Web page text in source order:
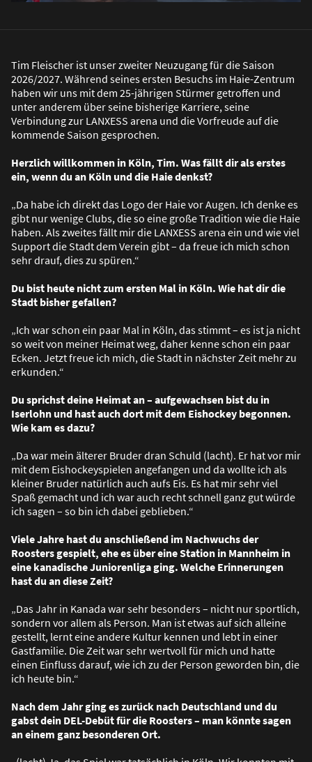
Tim Fleischer ist unser zweiter Neuzugang für die Saison
2026/2027. Während seines ersten Besuchs im Haie-Zentrum
haben wir uns mit dem 25-jährigen Stürmer getroffen und
unter anderem über seine bisherige Karriere, seine
Verbindung zur LANXESS arena und die Vorfreude auf die
kommende Saison gesprochen.
Herzlich willkommen in Köln, Tim. Was fällt dir als erstes
ein, wenn du an Köln und die Haie denkst?
„Da habe ich direkt das Logo der Haie vor Augen. Ich denke es
gibt nur wenige Clubs, die so eine große Tradition wie die Haie
haben. Als zweites fällt mir die LANXESS arena ein und wie viel
Support die Stadt dem Verein gibt – da freue ich mich schon
sehr drauf, dies zu spüren.“
Du bist heute nicht zum ersten Mal in Köln. Wie hat dir die
Stadt bisher gefallen?
„Ich war schon ein paar Mal in Köln, das stimmt – es ist ja nicht
so weit von meiner Heimat weg, daher kenne schon ein paar
Ecken. Jetzt freue ich mich, die Stadt in nächster Zeit mehr zu
erkunden.“
Du sprichst deine Heimat an – aufgewachsen bist du in
Iserlohn und hast auch dort mit dem Eishockey begonnen.
Wie kam es dazu?
„Da war mein älterer Bruder dran Schuld (lacht). Er hat vor mir
mit dem Eishockeyspielen angefangen und da wollte ich als
kleiner Bruder natürlich auch aufs Eis. Es hat mir sehr viel
Spaß gemacht und ich war auch recht schnell ganz gut würde
ich sagen – so bin ich dabei geblieben.“
Viele Jahre hast du anschließend im Nachwuchs der
Roosters gespielt, ehe es über eine Station in Mannheim in
eine kanadische Juniorenliga ging. Welche Erinnerungen
hast du an diese Zeit?
„Das Jahr in Kanada war sehr besonders – nicht nur sportlich,
sondern vor allem als Person. Man ist etwas auf sich alleine
gestellt, lernt eine andere Kultur kennen und lebt in einer
Gastfamilie. Die Zeit war sehr wertvoll für mich und hatte
einen Einfluss darauf, wie ich zu der Person geworden bin, die
ich heute bin.“
Nach dem Jahr ging es zurück nach Deutschland und du
gabst dein DEL-Debüt für die Roosters – man könnte sagen
an einem ganz besonderen Ort.